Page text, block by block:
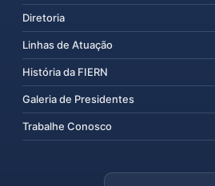
Diretoria
Linhas de Atuação
História da FIERN
Galeria de Presidentes
Trabalhe Conosco